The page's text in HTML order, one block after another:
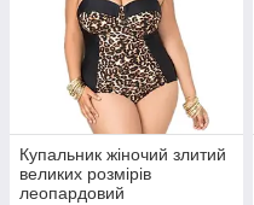
Купальник жіночий злитий
великих розмірів
леопардовий